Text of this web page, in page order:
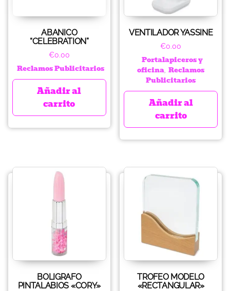
ABANICO
“CELEBRATION”
€0.00
Reclamos Publicitarios
Añadir al
carrito
VENTILADOR YASSINE
€0.00
Portalapiceros y
oficina, Reclamos
Publicitarios
Añadir al
carrito
BOLIGRAFO
PINTALABIOS «CORY»
TROFEO MODELO
«RECTANGULAR»